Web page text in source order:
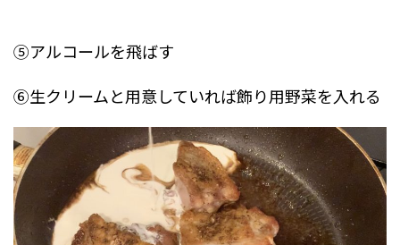
⑤アルコールを飛ばす
⑥生クリームと用意していれば飾り用野菜を入れる